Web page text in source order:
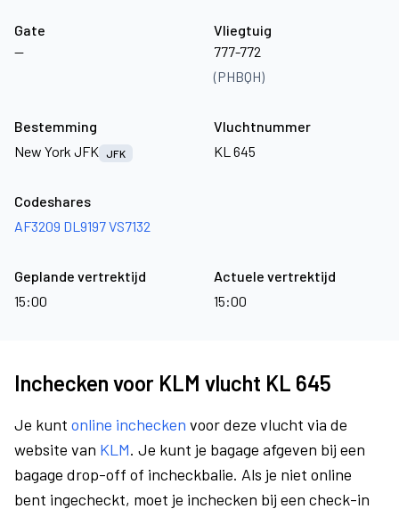
Gate
—
Vliegtuig
777-772
(PHBQH)
Bestemming
New York JFK JFK
Vluchtnummer
KL 645
Codeshares
AF3209 DL9197VS7132
Geplande vertrektijd
15:00
Actuele vertrektijd
15:00
Inchecken voor KLM vlucht KL 645
Je kunt online inchecken voor deze vlucht via de
website van KLM. Je kunt je bagage afgeven bij een
bagage drop-off of incheckbalie. Als je niet online
bent ingecheckt, moet je inchecken bij een check-in